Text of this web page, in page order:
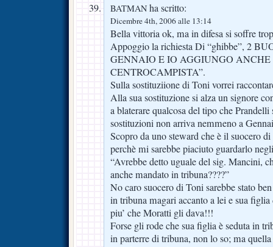
BATMAN ha scritto:
Dicembre 4th, 2006 alle 13:14
Bella vittoria ok, ma in difesa si soffre
Appoggio la richiesta Di “ghibbe”, 2
GENNAIO E IO AGGIUNGO
CENTROCAMPISTA”.
Sulla sostituziione di Toni vorrei
Alla sua sostituzione si alza un signore
a blaterare qualcosa del tipo che Prandelli
sostituzioni non arriva nemmeno a
Scopro da uno steward che è il suocero
perchè mi sarebbe piaciuto guardarlo
“Avrebbe detto uguale del sig. Mancini,
anche mandato in tribuna????”
No caro suocero di Toni sarebbe stato
in tribuna magari accanto a lei e sua
piu’ che Moratti gli dava!!!
Forse gli rode che sua figlia è seduta in
in parterre di tribuna, non lo so; ma